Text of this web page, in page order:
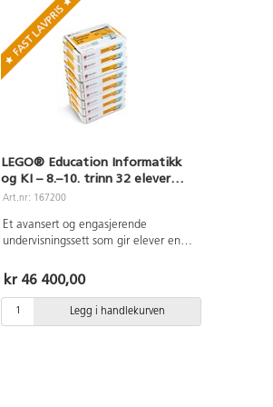
LEGO® Education Informatikk
og KI – 8.–10. trinn 32 elever
#45522.
Art.nr: 167200
Et avansert og engasjerende
undervisningssett som gir elever en
programmering og kunstig intelligens
(KI). Løsningen er utviklet for
ungdomstrinnet og støtter progresjon
mot mer komplekse konsepter innen
kr 46 400,00
Legg i handlekurven